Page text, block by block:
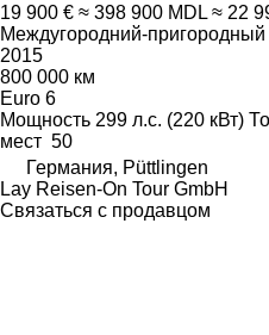
19 900 € ≈ 398 900 MDL ≈ 22
Междугородний-пригородный
2015
800 000 км
Euro 6
Мощность 299 л.с. (220 кВт)
мест 50
Германия, Püttlingen
Lay Reisen-On Tour GmbH
Связаться с продавцом